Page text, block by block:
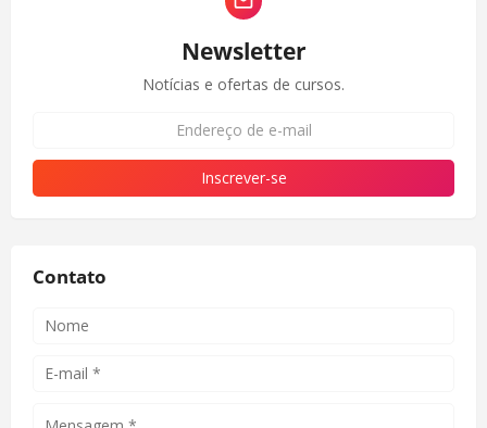
Newsletter
Notícias e ofertas de cursos.
Contato